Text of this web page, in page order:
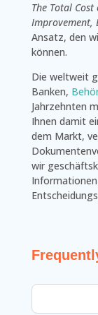
The Total
Improvement,
Ansatz, den
können.
Die weltweit
Banken,
Jahrzehnten
Ihnen damit
dem Markt,
wir